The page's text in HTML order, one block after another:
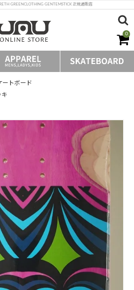
GREENCLOTHING GENTEMSTICK 正規通販店
0
ートボード
キ